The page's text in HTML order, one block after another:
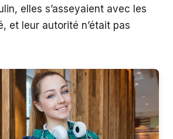
elles s’asseyaient avec les
et leur autorité n’était pas